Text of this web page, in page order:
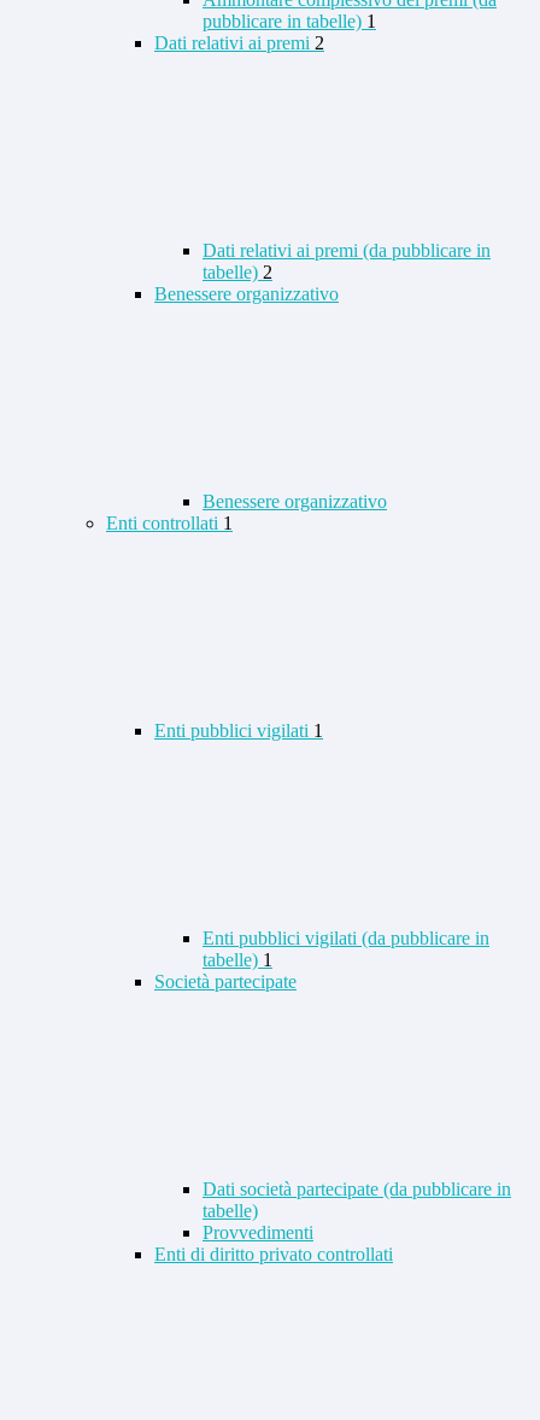
pubblicare in tabelle) 1
Dati relativi ai premi 2
Dati relativi ai premi (da pubblicare in
tabelle) 2
Benessere organizzativo
Benessere organizzativo
Enti controllati 1
Enti pubblici vigilati 1
Enti pubblici vigilati (da pubblicare in
tabelle) 1
Società partecipate
Dati società partecipate (da pubblicare in
tabelle)
Provvedimenti
Enti di diritto privato controllati